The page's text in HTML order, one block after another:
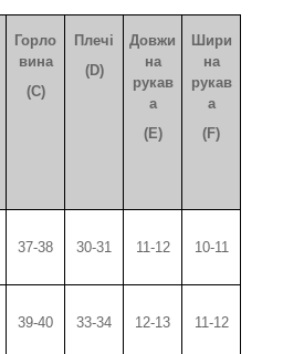
Горло
вина
(C)
Плечі
(D)
Довжи
на
рукав
а
(E)
Шири
на
рукав
а
(F)
37-38 30-31 11-12 10-11
39-40 33-34 12-13 11-12